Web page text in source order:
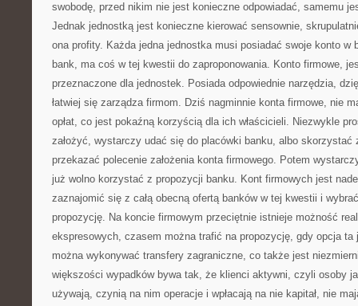
swobodę, przed nikim nie jest konieczne odpowiadać, samemu
Jednak jednostką jest konieczne kierować sensownie,
ona profity. Każda jedna jednostka musi posiadać swoje konto w
bank, ma coś w tej kwestii do zaproponowania. Konto firmowe,
przeznaczone dla jednostek. Posiada odpowiednie narzędzia,
łatwiej się zarządza firmom. Dziś nagminnie konta firmowe, nie
opłat, co jest pokaźną korzyścią dla ich właścicieli. Niezwykle
założyć, wystarczy udać się do placówki banku, albo skorzystać
przekazać polecenie założenia konta firmowego. Potem
już wolno korzystać z propozycji banku. Kont firmowych jest
zaznajomić się z całą obecną ofertą banków w tej kwestii i
propozycję. Na koncie firmowym przeciętnie istnieje możność
ekspresowych, czasem można trafić na propozycję, gdy opcja ta
można wykonywać transfery zagraniczne, co także jest
większości wypadków bywa tak, że klienci aktywni, czyli osoby
używają, czynią na nim operacje i wpłacają na nie kapitał, nie